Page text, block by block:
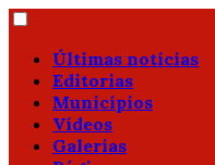
Últimas notícias
Editorias
Municípios
Vídeos
Galerias